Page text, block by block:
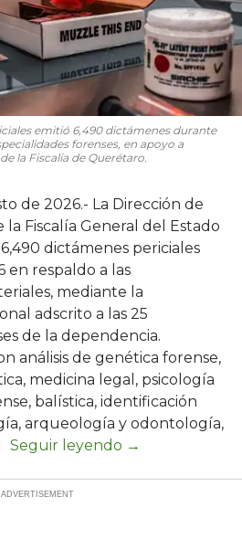
emitió 6,490 dictámenes durante
forenses, en apoyo a
la Fiscalía de Querétaro.
de 2026.- La Dirección de
la Fiscalía General del Estado
dictámenes periciales
respaldo a las
mediante la
adscrito a las 25
de la dependencia.
análisis de genética forense,
medicina legal, psicología
balística, identificación
arqueología y odontología,